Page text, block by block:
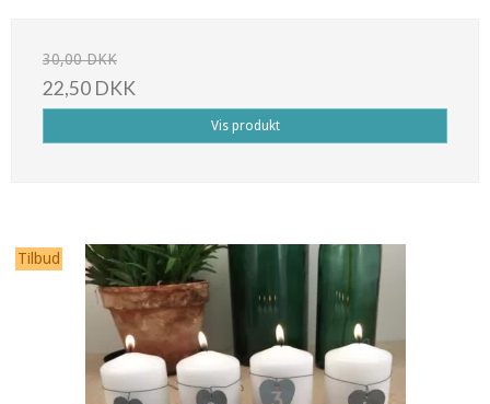
30,00 DKK
22,50 DKK
Vis produkt
Tilbud